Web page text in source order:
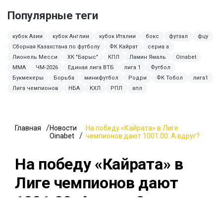
Популярные теги
кубок Азии кубок Англии кубок Италии бокс футзал
фцу
Сборная Казахстана по футболу
ФК Кайрат
сериа а
Лионель Месси
ХК "Барыс" КПЛ Ламин Ямаль
Oinabet
ММА
ЧМ-2026 Единая лига ВТБ лига 1
Футбол
Букмекеры
Борьба минифутбол Родри ФК Тобол
лига1
Лига чемпионов
НБА КХЛ РПЛ апл
Главная
Новости
Oinabet
На победу «Кайрата» в Лиге
чемпионов дают 1001.00. А вдруг?
На победу «Кайрата» в
Лиге чемпионов дают
1001.00. А вдруг?